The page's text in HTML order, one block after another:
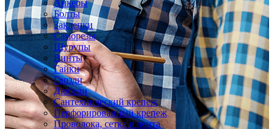
Анкеры
Болты
Заклепки
Саморезы
Шурупы
Винты
Гайки
Гвозди
Дюбели
Сантехнический крепеж
Перфорированный крепеж
Проволока, сетка и лента